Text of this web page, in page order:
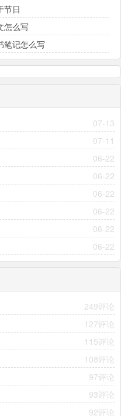
节日
怎么写
笔记怎么写
07-13
07-11
06-22
06-22
06-22
06-22
06-22
06-22
249评论
127评论
115评论
108评论
97评论
93评论
92评论